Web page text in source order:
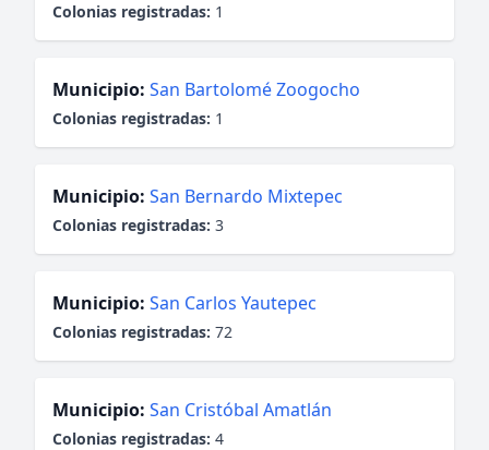
Colonias registradas: 1
Municipio: San Bartolomé Zoogocho
Colonias registradas: 1
Municipio: San Bernardo Mixtepec
Colonias registradas: 3
Municipio: San Carlos Yautepec
Colonias registradas: 72
Municipio: San Cristóbal Amatlán
Colonias registradas: 4